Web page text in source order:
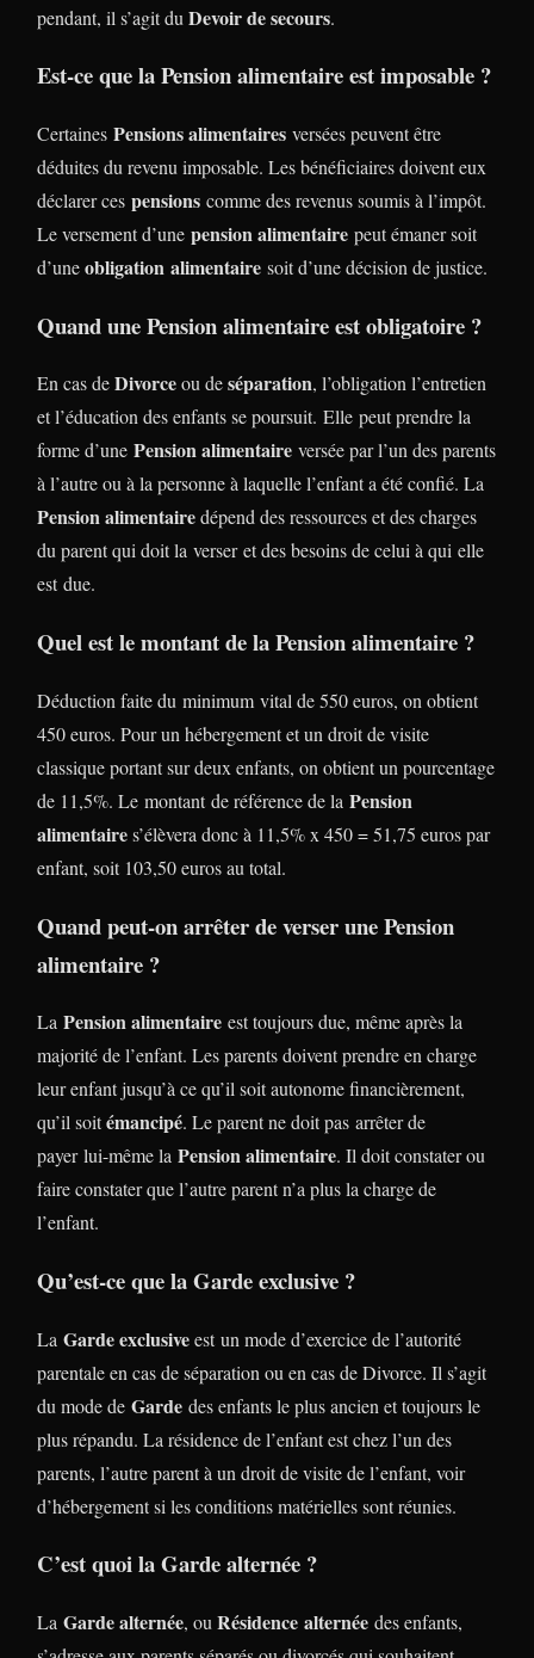
pendant, il s’agit du Devoir de secours.
Est-ce que la Pension alimentaire est imposable ?
Certaines Pensions alimentaires versées peuvent être
déduites du revenu imposable. Les bénéficiaires doivent eux
déclarer ces pensions comme des revenus soumis à l’impôt.
Le versement d’une pension alimentaire peut émaner soit
d’uneobligation alimentaire soit d’une décision de justice.
Quand une Pension alimentaire est obligatoire ?
En cas deDivorceou deséparation, l’obligation l’entretien
et l’éducation des enfants se poursuit. Elle peut prendre la
forme d’une Pension alimentaire versée par l’un des parents
à l’autre ou à la personne à laquelle l’enfant a été confié. La
Pension alimentairedépend des ressources et des charges
du parent qui doit la verser et des besoins de celui à qui elle
est due.
Quel est le montant de la Pension alimentaire ?
Déduction faite du minimum vital de 550 euros, on obtient
450 euros. Pour un hébergement et un droit de visite
classique portant sur deux enfants, on obtient un pourcentage
de 11,5%. Le montant de référence de la Pension
alimentaires’élèvera donc à 11,5% x 450 = 51,75 euros par
enfant, soit 103,50 euros au total.
Quand peut-on arrêter de verser une Pension
alimentaire ?
La Pension alimentaire est toujours due, même après la
majorité de l’enfant. Les parents doivent prendre en charge
leur enfant jusqu’à ce qu’il soit autonome financièrement,
qu’il soitémancipé. Le parent ne doit pas arrêter de
payer lui-même la Pension alimentaire. Il doit constater ou
faire constater que l’autre parent n’a plus la charge de
l’enfant.
Qu’est-ce que la Garde exclusive ?
La Garde exclusiveest un mode d’exercice de l’autorité
parentale en cas de séparation ou en cas de Divorce. Il s’agit
du mode de Garde des enfants le plus ancien et toujours le
plus répandu. La résidence de l’enfant est chez l’un des
parents, l’autre parent à un droit de visite de l’enfant, voir
d’hébergement si les conditions matérielles sont réunies.
C’est quoi la Garde alternée ?
La Garde alternée, ou Résidence alternée des enfants,